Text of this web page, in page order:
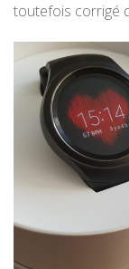
toutefois corrigé